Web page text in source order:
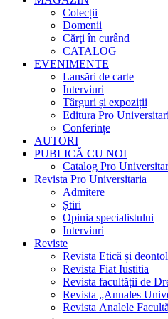
Colecții
Domenii
Cărţi în curând
CATALOG
EVENIMENTE
Lansări de carte
Interviuri
Târguri și expoziții
Editura Pro
Conferințe
AUTORI
PUBLICĂ CU NOI
Catalog Pro
Revista Pro Universitaria
Admitere
Știri
Opinia specialistului
Interviuri
Reviste
Revista Etică și
Revista Fiat Iustitia
Revista facultății de
Revista „Annales
Revista Analele